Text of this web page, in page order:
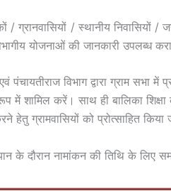
/ ग्रानवासियों / स्थानीय निवासियों /
योजनाओं की जानकारी उपलब्ध
पंचायतीराज विभाग द्वारा ग्राम सभा
में शामिल करें। साथ ही बालिका
हेतु ग्रामवासियों को प्रोत्साहित किया
के दौरान नामांकन की तिथि के लिए